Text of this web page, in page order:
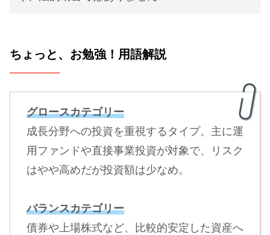
ちょっと、お勉強！用語解説
グロースカテゴリー
成長分野への投資を重視するタイプ。主に運
用ファンドや直接事業投資が対象で、リスク
はやや高めだが投資額は少なめ。
バランスカテゴリー
債券や上場株式など、比較的安定した資産へ